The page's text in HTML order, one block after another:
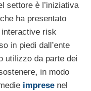
settore è l’iniziativa
che ha presentato
interactive risk
in piedi dall’ente
utilizzo da parte dei
in modo
imprese nel